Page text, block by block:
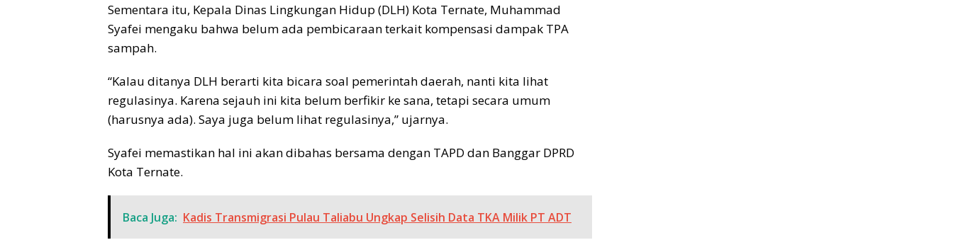
Sementara itu, Kepala Dinas Lingkungan Hidup (DLH) Kota Ternate, Muhammad
Syafei mengaku bahwa belum ada pembicaraan terkait kompensasi dampak TPA
sampah.
“Kalau ditanya DLH berarti kita bicara soal pemerintah daerah, nanti kita lihat
regulasinya. Karena sejauh ini kita belum berfikir ke sana, tetapi secara umum
(harusnya ada). Saya juga belum lihat regulasinya,” ujarnya.
Syafei memastikan hal ini akan dibahas bersama dengan TAPD dan Banggar DPRD
Kota Ternate.
Baca Juga: Kadis Transmigrasi Pulau Taliabu Ungkap Selisih Data TKA Milik PT ADT